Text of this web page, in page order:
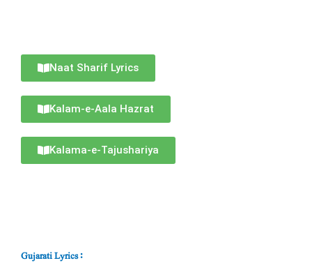
Naat Sharif Lyrics
Kalam-e-Aala Hazrat
Kalama-e-Tajushariya
Gujarati Lyrics :